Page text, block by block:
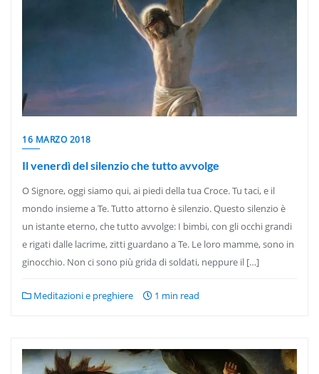
16 MARZO 2018
Il venerdì del silenzio che tutto avvolge
O Signore, oggi siamo qui, ai piedi della tua Croce. Tu taci, e il
mondo insieme a Te. Tutto attorno è silenzio. Questo silenzio è
un istante eterno, che tutto avvolge: I bimbi, con gli occhi grandi
e rigati dalle lacrime, zitti guardano a Te. Le loro mamme, sono in
ginocchio. Non ci sono più grida di soldati, neppure il […]
Meditazioni e preghiere 1 min read